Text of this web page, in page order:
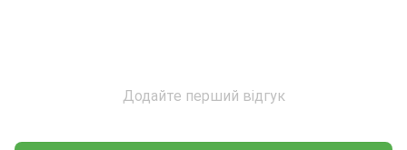
Додайте перший відгук